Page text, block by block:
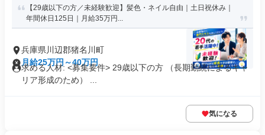
【29歳以下の方／未経験歓迎】髪色・ネイル自由｜土日祝休み｜
年間休日125日｜月給35万円...
兵庫県川辺郡猪名川町
月給25万円～40万円
求める人材: <募集要件> 29歳以下の方 （長期勤続によるキャ
リア形成のため） ...
気になる